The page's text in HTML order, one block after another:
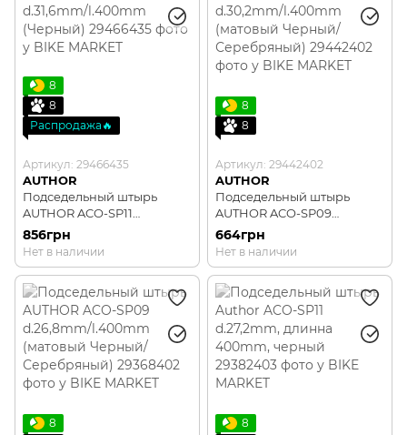
8
8
Распродажа🔥
Артикул: 29466435
AUTHOR
Подседельный штырь
AUTHOR ACO-SP11
d.31,6mm/l.400mm
(Черный)
856грн
Нет в наличии
8
8
Артикул: 29442402
AUTHOR
Подседельный штырь
AUTHOR ACO-SP09
d.30,2mm/l.400mm
(матовый Черный/
664грн
Нет в наличии
8
8